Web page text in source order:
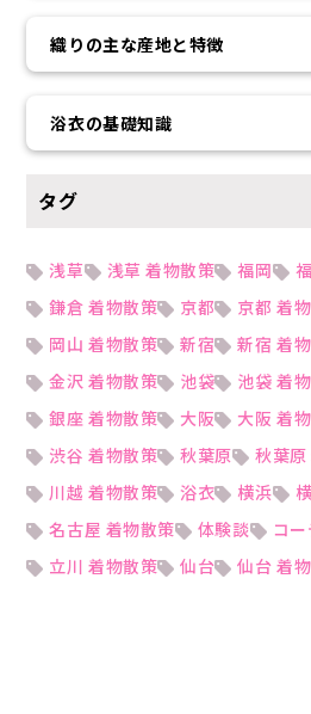
織りの主な産地と特徴
浴衣の基礎知識
タグ
浅草 浅草 着物散策 福岡
鎌倉 着物散策
京都 京都 着
岡山 着物散策
新宿 新宿 着
金沢 着物散策
池袋 池袋 着
銀座 着物散策
大阪 大阪 着
渋谷 着物散策
秋葉原 秋葉
川越 着物散策
浴衣 横浜
名古屋 着物散策
体験談 コ
立川 着物散策
仙台 仙台 着